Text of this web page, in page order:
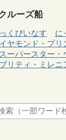
ルーズ船
くびいなす に
ヤモンド・プリ
スーパースター・
リティ・ミレニ